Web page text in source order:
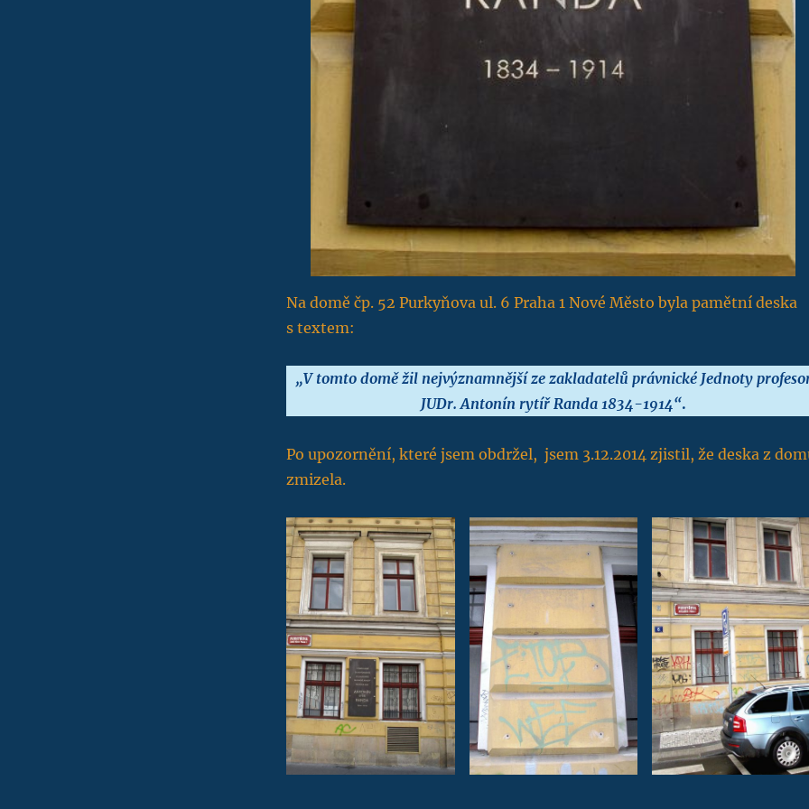
Na domě čp. 52 Purkyňova ul. 6 Praha 1 Nové Město byla pamětní deska
s textem:
„V tomto domě žil nejvýznamnější ze zakladatelů právnické Jednoty
JUDr. Antonín rytíř Randa 1834-1914“.
Po upozornění, které jsem obdržel, jsem 3.12.2014 zjistil, že deska z
zmizela.